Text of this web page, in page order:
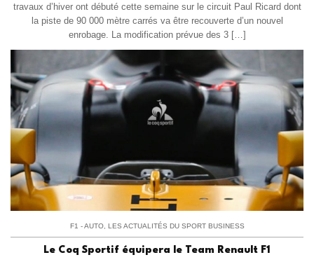
travaux d’hiver ont débuté cette semaine sur le circuit Paul Ricard dont
la piste de 90 000 mètre carrés va être recouverte d’un nouvel
enrobage. La modification prévue des 3 […]
F1 - AUTO, LES ACTUALITÉS DU SPORT BUSINESS
Le Coq Sportif équipera le Team Renault F1